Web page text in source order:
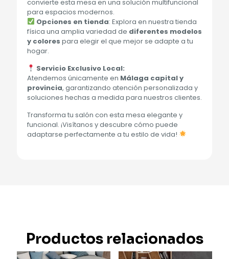
convierte esta mesa en una solución multifuncional
para espacios modernos.
Opciones en tienda: Explora en nuestra tienda
física una amplia variedad de diferentes modelos
y colores para elegir el que mejor se adapte a tu
hogar.
Servicio Exclusivo Local:
Atendemos únicamente en Málaga capital y
provincia, garantizando atención personalizada y
soluciones hechas a medida para nuestros clientes.
Transforma tu salón con esta mesa elegante y
funcional. ¡Visítanos y descubre cómo puede
adaptarse perfectamente a tu estilo de vida!
Productos relacionados